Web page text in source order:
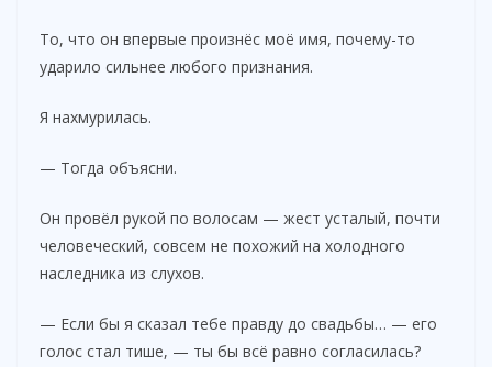
То, что он впервые произнёс моё имя, почему-то
ударило сильнее любого признания.
Я нахмурилась.
— Тогда объясни.
Он провёл рукой по волосам — жест усталый, почти
человеческий, совсем не похожий на холодного
наследника из слухов.
— Если бы я сказал тебе правду до свадьбы… — его
голос стал тише, — ты бы всё равно согласилась?